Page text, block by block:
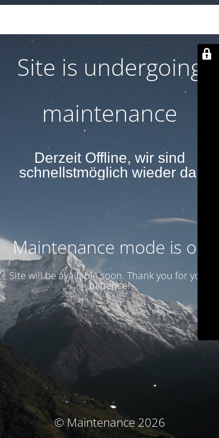
Site is undergoing
maintenance
Derzeit Offline, wir sind
schnellstmöglich wieder da.
Maintenance mode is on
Site will be available soon. Thank you for your
patience!
© Maintenance 2026